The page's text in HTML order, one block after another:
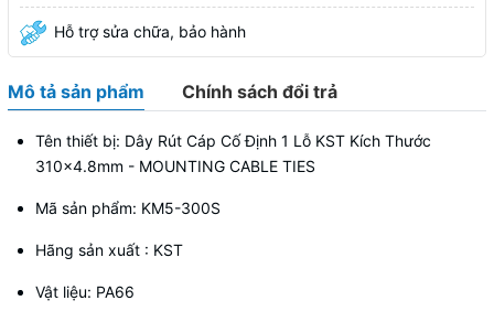
Hỗ trợ sửa chữa, bảo hành
Mô tả sản phẩm Chính sách đổi trả
Tên thiết bị: Dây Rút Cáp Cố Định 1 Lỗ KST Kích Thước
310x4.8mm - MOUNTING CABLE TIES
Mã sản phẩm: KM5-300S
Hãng sản xuất : KST
Vật liệu: PA66